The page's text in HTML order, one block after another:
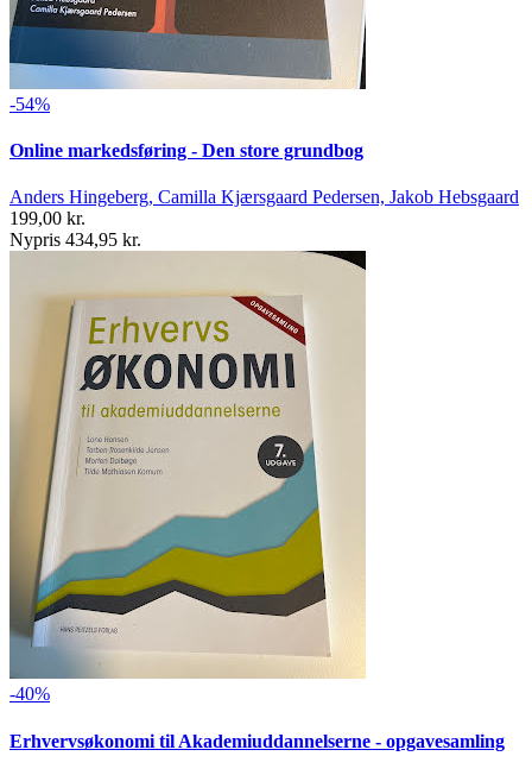
-54%
Online markedsføring - Den store grundbog
Anders Hingeberg, Camilla Kjærsgaard Pedersen, Jakob Hebsgaard
199,00 kr.
Nypris 434,95 kr.
-40%
Erhvervsøkonomi til Akademiuddannelserne - opgavesamling